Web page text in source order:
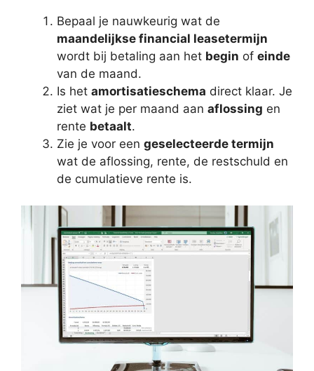
Bepaal je nauwkeurig wat de
maandelijkse financial leasetermijn
wordt bij betaling aan het begin of einde
van de maand.
Is het amortisatieschema direct klaar. Je
ziet wat je per maand aan aflossing en
rente betaalt.
Zie je voor een geselecteerde termijn
wat de aflossing, rente, de restschuld en
de cumulatieve rente is.